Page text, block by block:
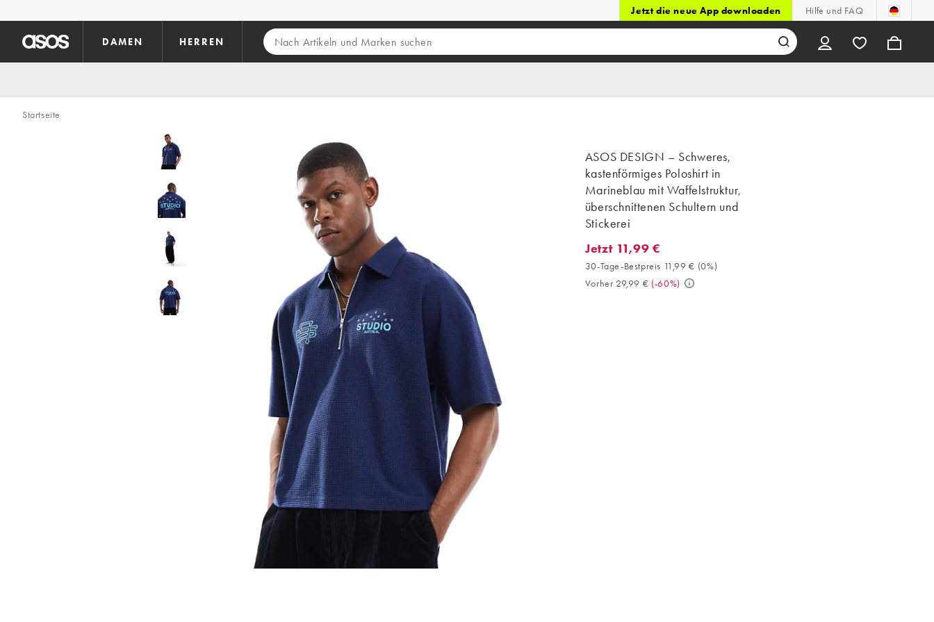
Jetzt die neue App downloaden Hilfe und FAQ
DAMEN HERREN
Startseite
ASOS DESIGN – Schweres,
kastenförmiges Poloshirt in
Marineblau mit Waffelstruktur,
überschnittenen Schultern und
Stickerei
Jetzt 11,99 €. 30-Tage-Bestpreis 11,99 € (0%). Vorher 29,99 €. (-60%)
Jetzt 11,99 €
30-Tage-Bestpreis 11,99 € (0%)
Vorher 29,99 € (-60%)